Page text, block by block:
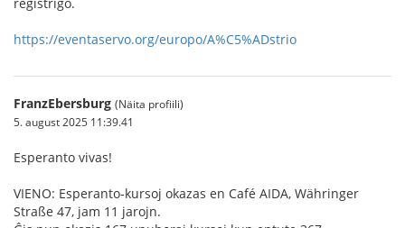
https://eventaservo.org/europo/A%C5%ADstrio
FranzEbersburg (Näita profiili)
5. august 2025 11:39.41
Esperanto vivas!
VIENO: Esperanto-kursoj okazas en Café AIDA, Währinger
Straße 47, jam 11 jarojn.